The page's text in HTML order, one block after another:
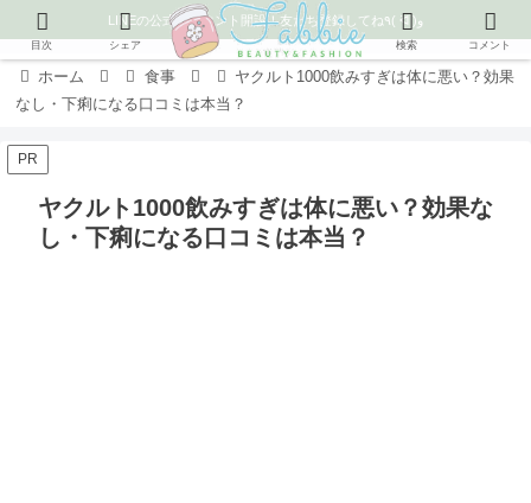
LINEの公式アカウント開設！友だち登録してね٩( ᐛ )و
ホーム 食事
ヤクルト1000飲みすぎは体に悪い？効果
なし・下痢になる口コミは本当？
PR
ヤクルト1000飲みすぎは体に悪い？効果な
し・下痢になる口コミは本当？
目次 シェア 検索 コメント